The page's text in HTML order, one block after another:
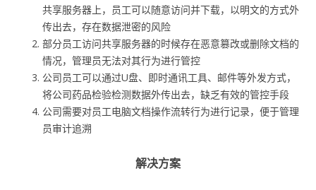
共享服务器上，员工可以随意访问并下载，以明文的方式外
传出去，存在数据泄密的风险
部分员工访问共享服务器的时候存在恶意篡改或删除文档的
情况，管理员无法对其行为进行管控
公司员工可以通过U盘、即时通讯工具、邮件等外发方式，
将公司药品检验检测数据外传出去，缺乏有效的管控手段
公司需要对员工电脑文档操作流转行为进行记录，便于管理
员审计追溯
解决方案